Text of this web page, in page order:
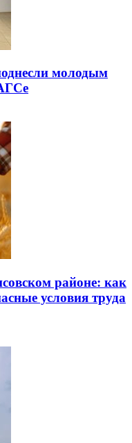
молодым
районе: как
условия труда